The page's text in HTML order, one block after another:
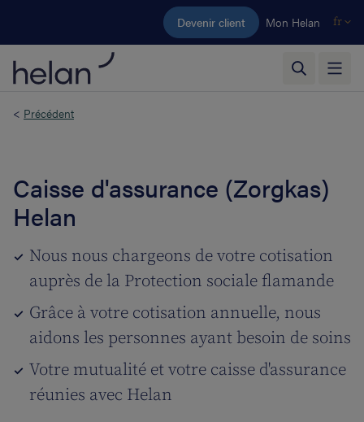
Aller au contenu principal
Devenir client Mon Helan fr
< Précédent
Caisse d'assurance (Zorgkas)
Helan
Nous nous chargeons de votre cotisation
auprès de la Protection sociale flamande
Grâce à votre cotisation annuelle, nous
aidons les personnes ayant besoin de soins
Votre mutualité et votre caisse d'assurance
réunies avec Helan